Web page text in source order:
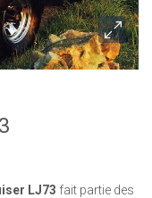
LJ73 fait partie des